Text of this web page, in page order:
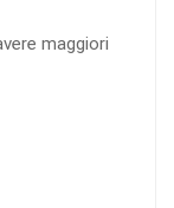
maggiori